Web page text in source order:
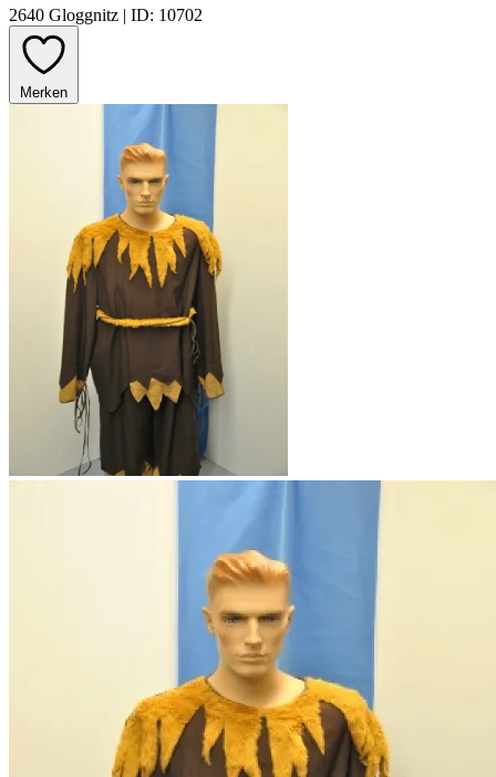
2640 Gloggnitz | ID: 10702
Merken